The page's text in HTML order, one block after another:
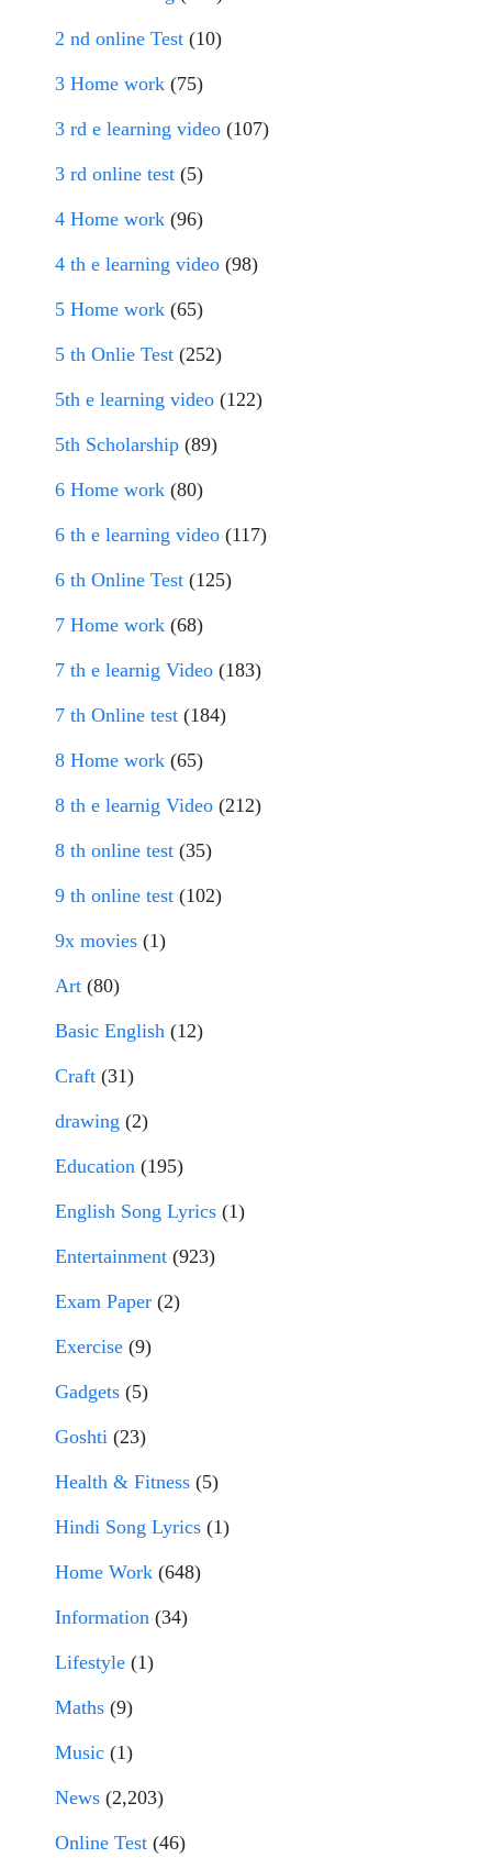
2 nd online Test (10)
3 Home work (75)
3 rd e learning video (107)
3 rd online test (5)
4 Home work (96)
4 th e learning video (98)
5 Home work (65)
5 th Onlie Test (252)
5th e learning video (122)
5th Scholarship (89)
6 Home work (80)
6 th e learning video (117)
6 th Online Test (125)
7 Home work (68)
7 th e learnig Video (183)
7 th Online test (184)
8 Home work (65)
8 th e learnig Video (212)
8 th online test (35)
9 th online test (102)
9x movies (1)
Art (80)
Basic English (12)
Craft (31)
drawing (2)
Education (195)
English Song Lyrics (1)
Entertainment (923)
Exam Paper (2)
Exercise (9)
Gadgets (5)
Goshti (23)
Health & Fitness (5)
Hindi Song Lyrics (1)
Home Work (648)
Information (34)
Lifestyle (1)
Maths (9)
Music (1)
News (2,203)
Online Test (46)